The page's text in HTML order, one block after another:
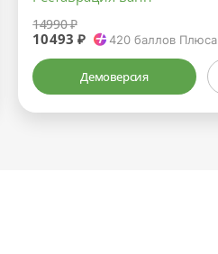
14990 ₽
10493 ₽ 420баллов Плюса
Демоверсия